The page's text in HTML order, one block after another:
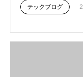
テックブログ